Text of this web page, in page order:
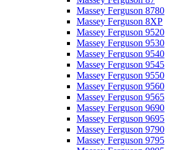
Massey Ferguson 8780
Massey Ferguson 8XP
Massey Ferguson 9520
Massey Ferguson 9530
Massey Ferguson 9540
Massey Ferguson 9545
Massey Ferguson 9550
Massey Ferguson 9560
Massey Ferguson 9565
Massey Ferguson 9690
Massey Ferguson 9695
Massey Ferguson 9790
Massey Ferguson 9795